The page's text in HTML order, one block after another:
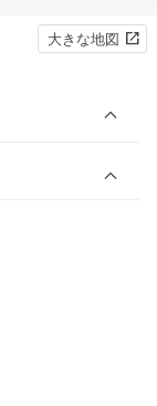
大きな地図